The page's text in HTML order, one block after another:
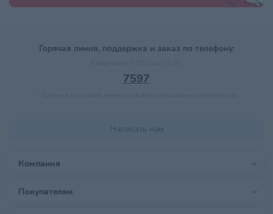
Горячая линия, поддержка и заказ по телефону:
7597
Написать нам
Компания
Покупателям